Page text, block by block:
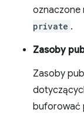
oznaczone
private .
Zasoby
Zasoby
buforować